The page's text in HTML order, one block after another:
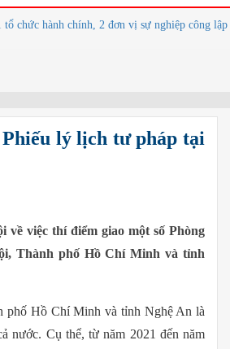
hành chính, 2 đơn vị sự nghiệp công lập
lý lịch tư pháp tại
việc thí điểm giao một số Phòng
Thành phố Hồ Chí Minh và tỉnh
phố Hồ Chí Minh và tỉnh Nghệ An là
nước. Cụ thể, từ năm 2021 đến năm